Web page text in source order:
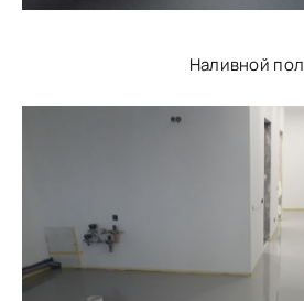
Наливной пол